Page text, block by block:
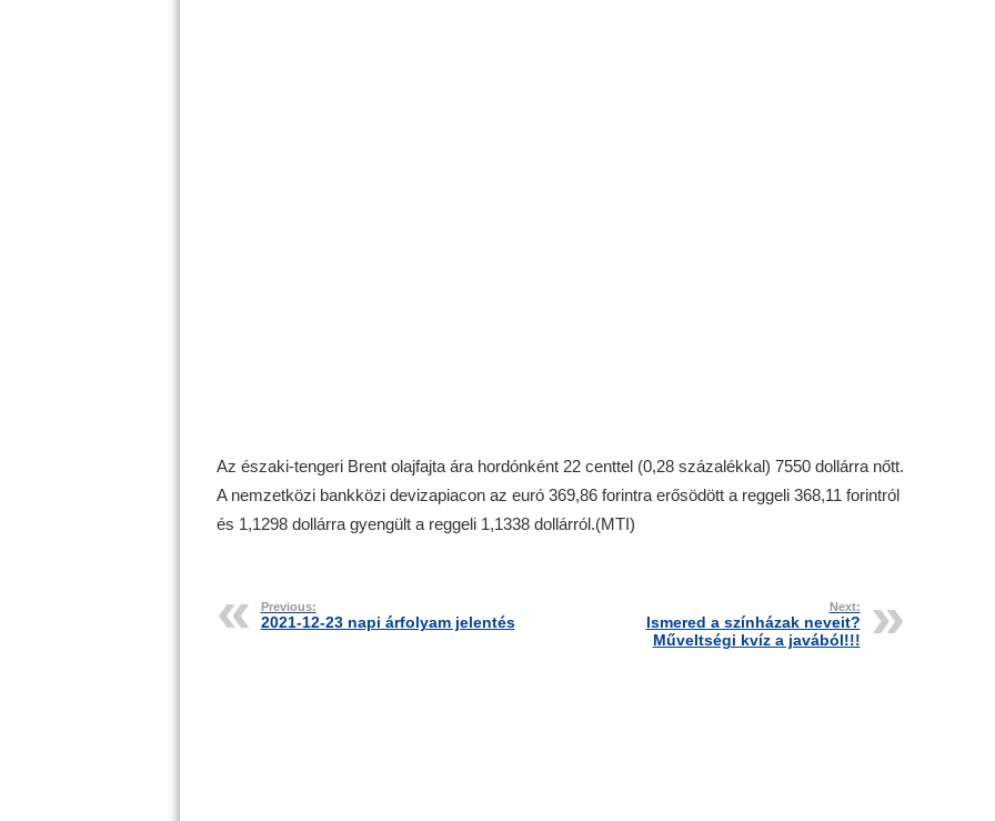
Az északi-tengeri Brent olajfajta ára hordónként 22 centtel (0,28 százalékkal) 7550 dollárra nőtt.
A nemzetközi bankközi devizapiacon az euró 369,86 forintra erősödött a reggeli 368,11 forintról
és 1,1298 dollárra gyengült a reggeli 1,1338 dollárról.(MTI)
Previous:
2021-12-23 napi árfolyam jelentés
Next:
Ismered a színházak neveit?
Műveltségi kvíz a javából!!!